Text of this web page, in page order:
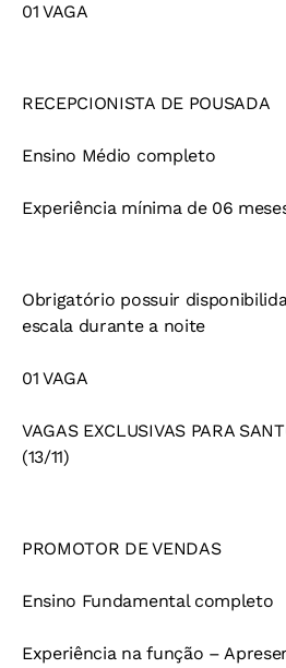
01 VAGA
RECEPCIONISTA DE POUSADA
Ensino Médio completo
Experiência mínima de 06
Obrigatório possuir
escala durante a noite
01 VAGA
VAGAS EXCLUSIVAS PARA
(13/11)
PROMOTOR DE VENDAS
Ensino Fundamental completo
Experiência na função –